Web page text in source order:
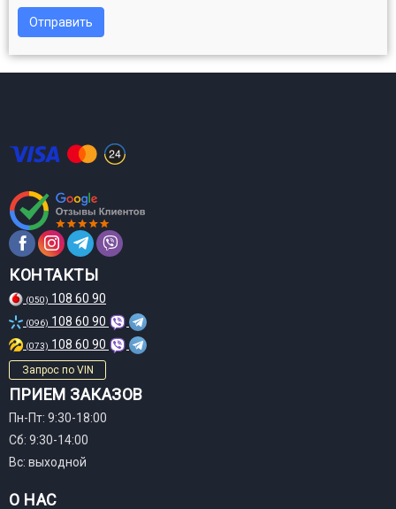
Отправить
КОНТАКТЫ
(050) 108 60 90
(096) 108 60 90
(073) 108 60 90
Запрос по VIN
ПРИЕМ ЗАКАЗОВ
Пн-Пт: 9:30-18:00
Сб: 9:30-14:00
Вс: выходной
О НАС